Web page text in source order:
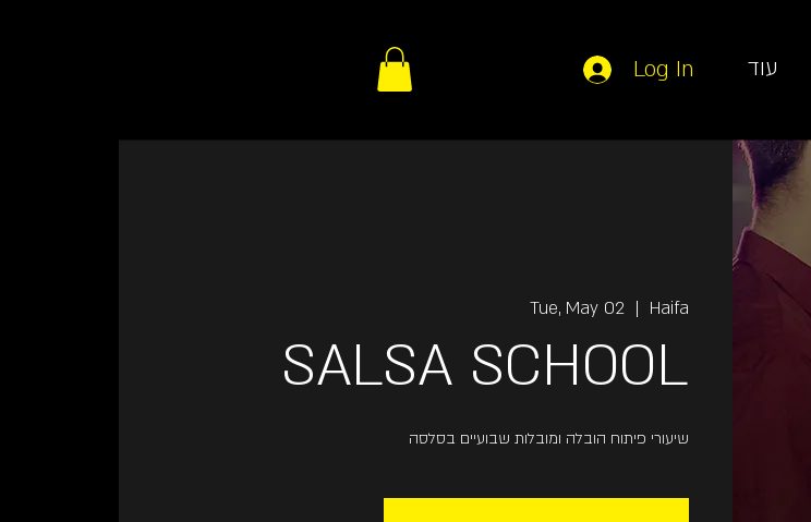
Log In עוד
Tue, May 02
  |
Haifa
SALSA SCHOOL
שיעורי פיתוח הובלה ומובלות שבועיים בסלסה